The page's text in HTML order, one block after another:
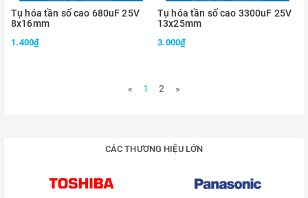
Tụ hóa tần số cao 680uF 25V
8x16mm
1.400₫
Tụ hóa tần số cao 3300uF 25V
13x25mm
3.000₫
« 1 2 »
CÁC THƯƠNG HIỆU LỚN